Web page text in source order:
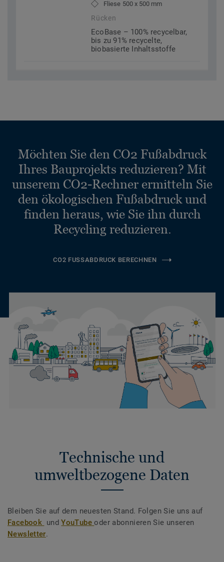
Fliese 500 x 500 mm
Rücken
EcoBase – 100% recycelbar,
bis zu 91% recycelte,
biobasierte Inhaltsstoffe
Möchten Sie den CO2 Fußabdruck
Ihres Bauprojekts reduzieren? Mit
unserem CO2-Rechner ermitteln Sie
den ökologischen Fußabdruck und
finden heraus, wie Sie ihn durch
Recycling reduzieren.
CO2 FUSSABDRUCK BERECHNEN
Technische und
umweltbezogene Daten
Bleiben Sie auf dem neuesten Stand. Folgen Sie uns auf
Facebook undYouTubeoder abonnieren Sie unseren
Newsletter.